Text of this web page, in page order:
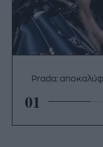
Prada:
01